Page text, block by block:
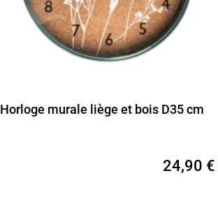
Horloge murale liège et bois D35 cm
24,90 €